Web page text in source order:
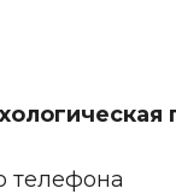
телефона